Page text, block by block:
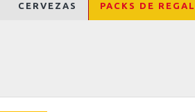
CERVEZAS PACKS DE